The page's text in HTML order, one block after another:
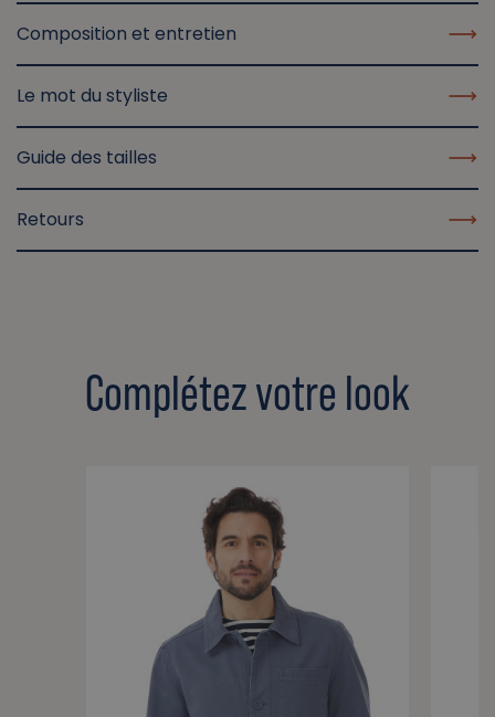
Composition et entretien
Le mot du styliste
Guide des tailles
Retours
Complétez votre look